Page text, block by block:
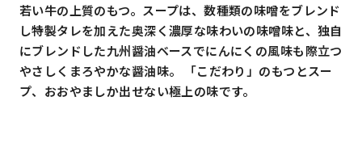
若い牛の上質のもつ。スープは、数種類の味噌をブレンド
し特製タレを加えた奥深く濃厚な味わいの味噌味と、独自
にブレンドした九州醤油ベースでにんにくの風味も際立つ
やさしくまろやかな醤油味。 「こだわり」のもつとスー
プ、おおやましか出せない極上の味です。